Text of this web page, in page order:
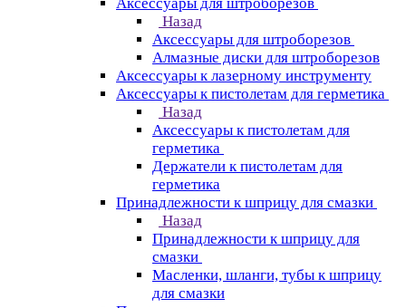
Назад
Аксессуары для штроборезов
Алмазные диски для штроборезов
Аксессуары к лазерному инструменту
Аксессуары к пистолетам для герметика
Назад
Аксессуары к пистолетам для
герметика
Держатели к пистолетам для
герметика
Принадлежности к шприцу для смазки
Назад
Принадлежности к шприцу для
смазки
Масленки, шланги, тубы к шприцу
для смазки